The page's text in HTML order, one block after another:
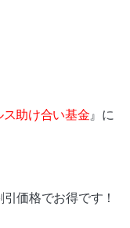
助け合い基金』に
引価格でお得です！